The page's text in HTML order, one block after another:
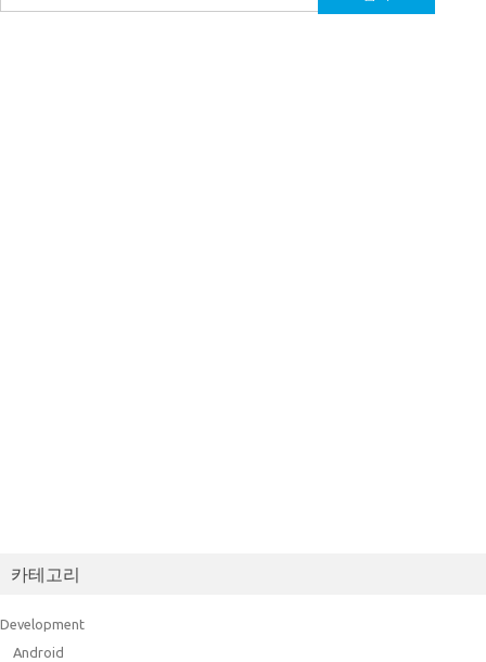
색:
카테고리
Development
Android